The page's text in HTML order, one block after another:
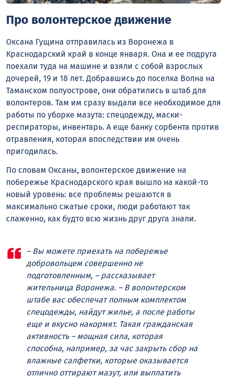
Про волонтерское движение
Оксана Гущина отправилась из Воронежа в
Краснодарский край в конце января. Она и ее подруга
поехали туда на машине и взяли с собой взрослых
дочерей, 19 и 18 лет. Добравшись до поселка Волна на
Таманском полуострове, они обратились в штаб для
волонтеров. Там им сразу выдали все необходимое для
работы по уборке мазута: спецодежду, маски-
респираторы, инвентарь. А еще банку сорбента против
отравления, которая впоследствии им очень
пригодилась.
По словам Оксаны, волонтерское движение на
побережье Краснодарского края вышло на какой-то
новый уровень: все проблемы решаются в
максимально сжатые сроки, люди работают так
слаженно, как будто всю жизнь друг друга знали.
– Вы можете приехать на побережье
добровольцем совершенно не
подготовленным, – рассказывает
жительница Воронежа. – В волонтерском
штабе вас обеспечат полным комплектом
спецодежды, найдут жилье, а после работы
еще и вкусно накормят. Такая гражданская
активность – мощная сила, которая
способна, например, за час закрыть сбор на
влажные салфетки, которые оказывается
отлично оттирают мазут, или выплатить